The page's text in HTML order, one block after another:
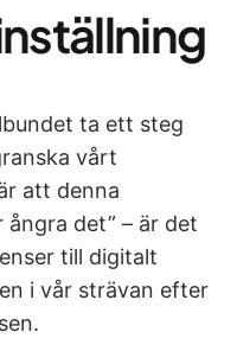
ta ett steg
vårt
att denna
ångra det” – är det
till digitalt
i vår strävan efter